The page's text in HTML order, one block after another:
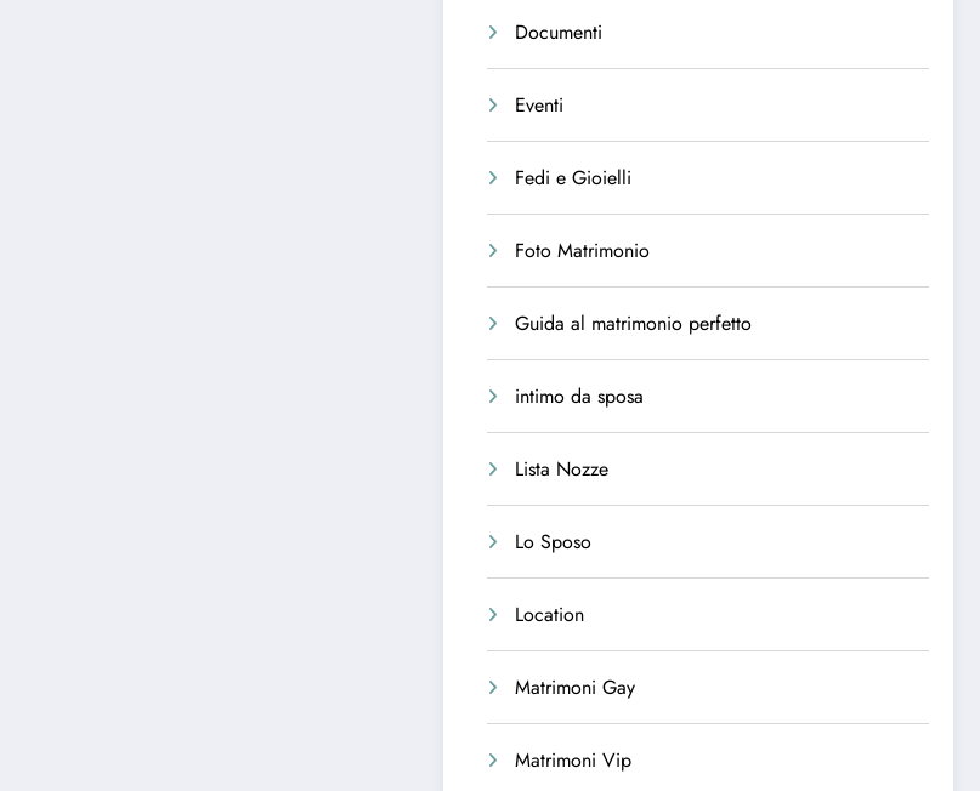
Documenti
Eventi
Fedi e Gioielli
Foto Matrimonio
Guida al matrimonio perfetto
intimo da sposa
Lista Nozze
Lo Sposo
Location
Matrimoni Gay
Matrimoni Vip